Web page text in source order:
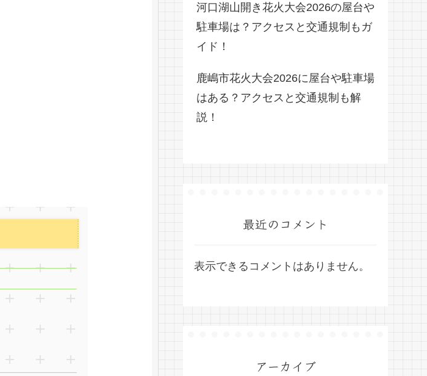
河口湖山開き花火大会2026の屋台や
駐車場は？アクセスと交通規制もガ
イド！
鹿嶋市花火大会2026に屋台や駐車場
はある？アクセスと交通規制も解
説！
最近のコメント
表示できるコメントはありません。
アーカイブ